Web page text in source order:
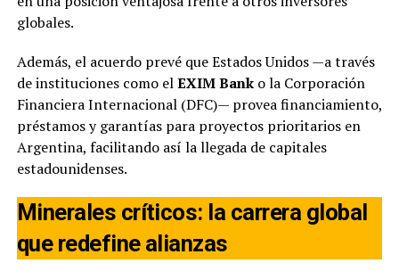
globales.
Además, el acuerdo prevé que Estados Unidos —a través
de instituciones como elEXIM Banko la Corporación
Financiera Internacional (DFC)— provea financiamiento,
préstamos y garantías para proyectos prioritarios en
Argentina, facilitando así la llegada de capitales
estadounidenses.
Minerales críticos: la carrera global
que redefine alianzas